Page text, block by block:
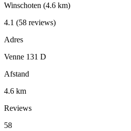
Winschoten (4.6 km)
4.1 (58 reviews)
Adres
Venne 131 D
Afstand
4.6 km
Reviews
58